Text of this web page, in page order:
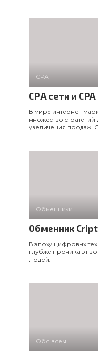
CPA
СРА сети и
В мире интернет-
множество
увеличения продаж.
Обменники
Обменник
В эпоху цифровых
глубже проникают
людей.
Обо всем